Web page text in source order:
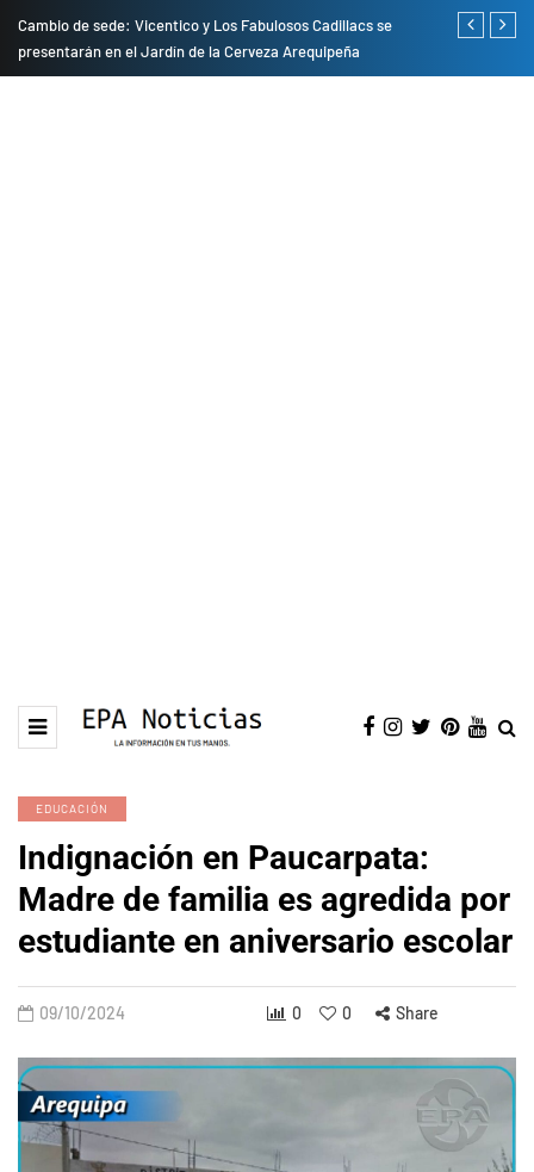
Cambio de sede: Vicentico y Los Fabulosos Cadillacs se
presentarán en el Jardín de la Cerveza Arequipeña
Empresas
EDUCACIÓN
Indignación en Paucarpata:
Madre de familia es agredida por
estudiante en aniversario escolar
09/10/2024 0 0 Share